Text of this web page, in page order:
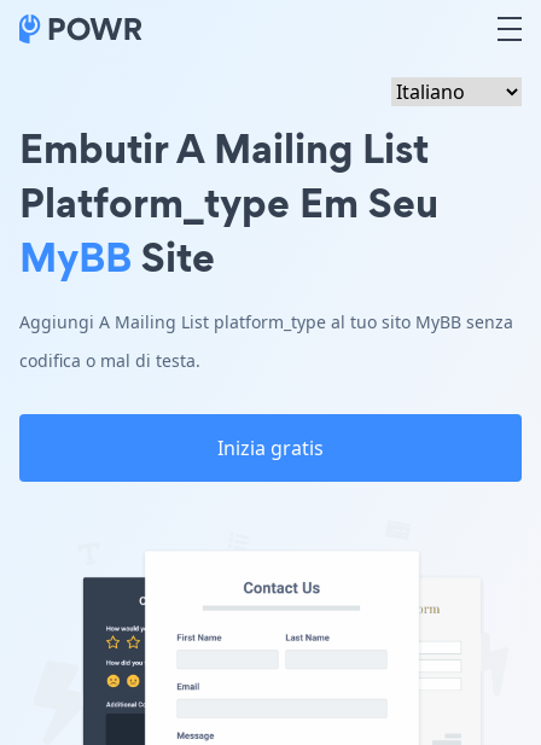
Embutir A Mailing List
Platform_type Em Seu
MyBBSite
Aggiungi A Mailing List platform_type al tuo sito MyBB senza
codifica o mal di testa.
Inizia gratis